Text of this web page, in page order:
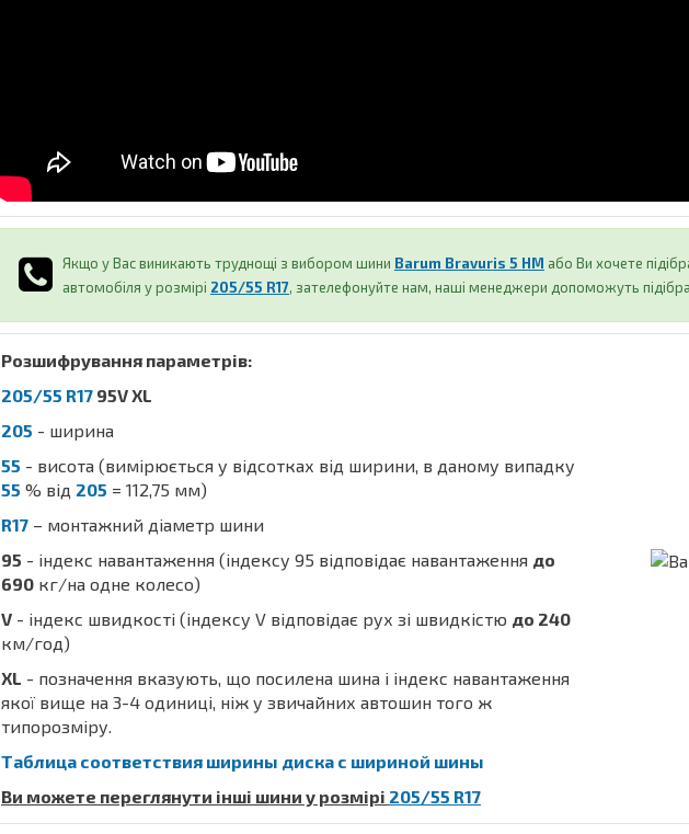
Якщо у Вас виникають труднощі з вибором шини Barum Bravuris 5 HM або Ви хочете
автомобіля у розмірі 205/55 R17, зателефонуйте нам, наші менеджери допоможуть
Розшифрування параметрів:
205/55 R17 95V XL
205 - ширина
55 - висота (вимірюється у відсотках від ширини, в даному випадку
55 % від 205 = 112,75 мм)
R17 – монтажний діаметр шини
95 - індекс навантаження (індексу 95 відповідає навантаження до
690 кг/на одне колесо)
V - індекс швидкості (індексу V відповідає рух зі швидкістю до 240
км/год)
XL - позначення вказують, що посилена шина і індекс навантаження
якої вище на 3-4 одиниці, ніж у звичайних автошин того ж
типорозміру.
Таблица соответствия ширины диска с шириной шины
Ви можете переглянути інші шини у розмірі 205/55 R17